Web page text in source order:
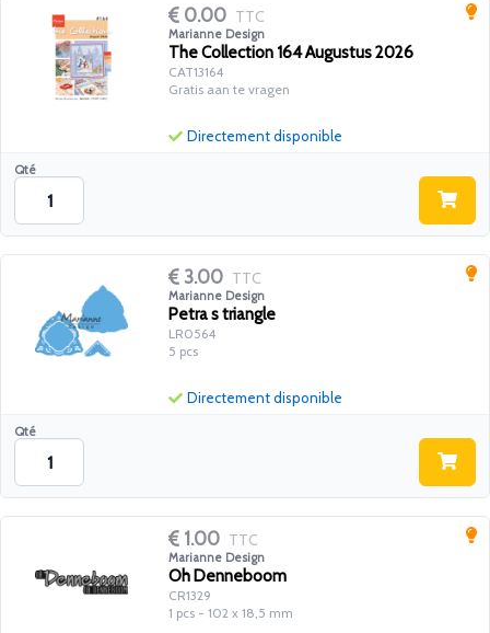
0.00 TTC
Marianne Design
The Collection 164 Augustus 2026
CAT13164
Gratis aan te vragen
Qté
Directement disponible
3.00 TTC
Marianne Design
Petra s triangle
LR0564
5 pcs
Qté
Directement disponible
1.00 TTC
Marianne Design
Oh Denneboom
CR1329
1 pcs - 102 x 18,5 mm